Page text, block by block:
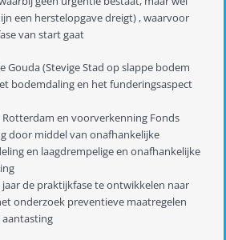
een herstelopgave dreigt) , waarvoor
van start gaat
Gouda (Stevige Stad op slappe bodem
bodemdaling en het funderingsaspect
Rotterdam en voorverkenning Fonds
door middel van onafhankelijke
en laagdrempelige en onafhankelijke
de praktijkfase te ontwikkelen naar
onderzoek preventieve maatregelen